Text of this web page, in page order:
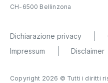
CH-6500 Bellinzona
Dichiarazione privacy
Impressum
Disclaimer
Copyright 2026 © Tutti i diritti